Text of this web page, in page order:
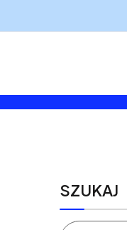
SZUKAJ